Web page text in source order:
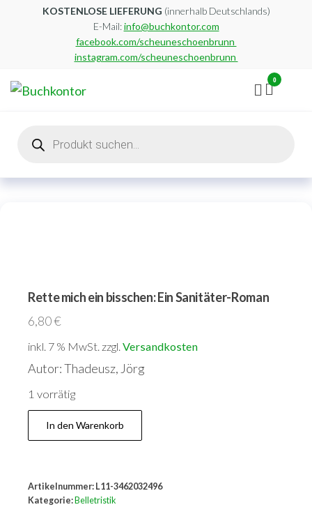
KOSTENLOSE LIEFERUNG (innerhalb Deutschlands)
E-Mail:info@buchkontor.com
facebook.com/scheuneschoenbrunn
instagram.com/scheuneschoenbrunn
0
search
Rette mich ein bisschen: Ein Sanitäter-Roman
6,80€
inkl. 7 % MwSt. zzgl. Versandkosten
Autor: Thadeusz, Jörg
1 vorrätig
Rette
mich
Ein
In den Warenkorb
Artikelnummer: L11-3462032496
Kategorie: Belletristik